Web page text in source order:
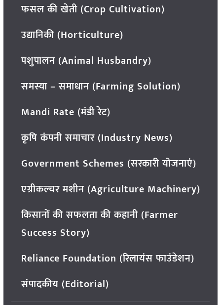
फसल की खेती (Crop Cultivation)
उद्यानिकी (Horticulture)
पशुपालन (Animal Husbandry)
समस्या – समाधान (Farming Solution)
Mandi Rate (मंडी रेट)
कृषि कंपनी समाचार (Industry News)
Government Schemes (सरकारी योजनाएं)
एग्रीकल्चर मशीन (Agriculture Machinery)
किसानों की सफलता की कहानी (Farmer
Success Story)
Reliance Foundation (रिलायंस फाउंडेशन)
संपादकीय (Editorial)